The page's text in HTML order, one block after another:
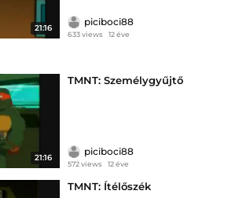
21:16
piciboci88
633 views 12 éve
21:16
TMNT: Személygyűjtő
piciboci88
572 views 12 éve
TMNT: Ítélőszék